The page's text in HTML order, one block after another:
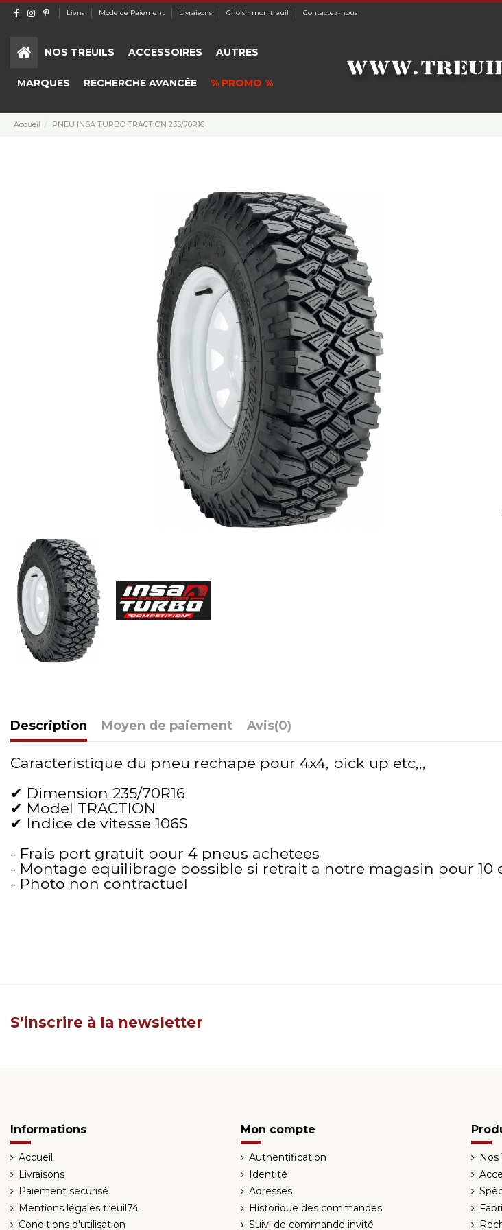
Liens Mode de Paiement Livraisons Choisir mon treuil Contactez-nous
NOS TREUILS ACCESSOIRES AUTRES
MARQUES RECHERCHE AVANCÉE % PROMO %
Accueil PNEU INSA TURBO TRACTION 235/70R16
Description Moyen de paiement Avis(0)
Caracteristique du pneu rechape pour 4x4, pick up etc,,,
✔ Dimension 235/70R16
✔ Model TRACTION
✔ Indice de vitesse 106S
- Frais port gratuit pour 4 pneus achetees
- Montage equilibrage possible si retrait a notre magasin pour 10
- Photo non contractuel
S’inscrire à la newsletter
Informations
Accueil
Livraisons
Paiement sécurisé
Mentions légales treuil74
Conditions d'utilisation
Mon compte
Authentification
Identité
Adresses
Historique des commandes
Suivi de commande invité
Nos